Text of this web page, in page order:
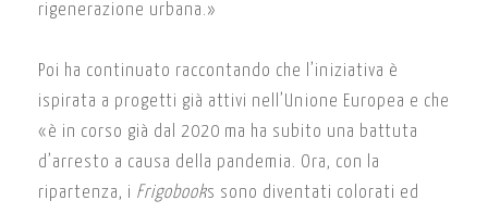
rigenerazione urbana.»
Poi ha continuato raccontando che l’iniziativa è
ispirata a progetti già attivi nell’Unione Europea e che
«è in corso già dal 2020 ma ha subito una battuta
d’arresto a causa della pandemia. Ora, con la
ripartenza, i Frigobooks sono diventati colorati ed